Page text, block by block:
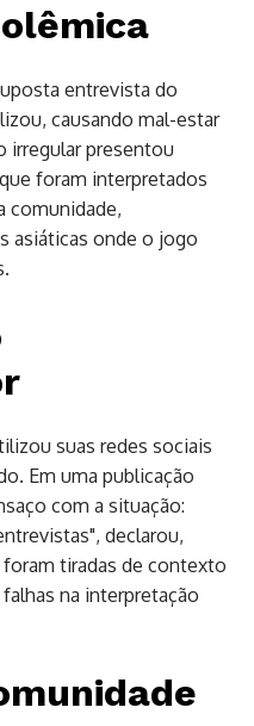
entrevista do
causando mal-estar
irregular presentou
foram interpretados
comunidade,
asiáticas onde o jogo
suas redes sociais
Em uma publicação
com a situação:
declarou,
tiradas de contexto
na interpretação